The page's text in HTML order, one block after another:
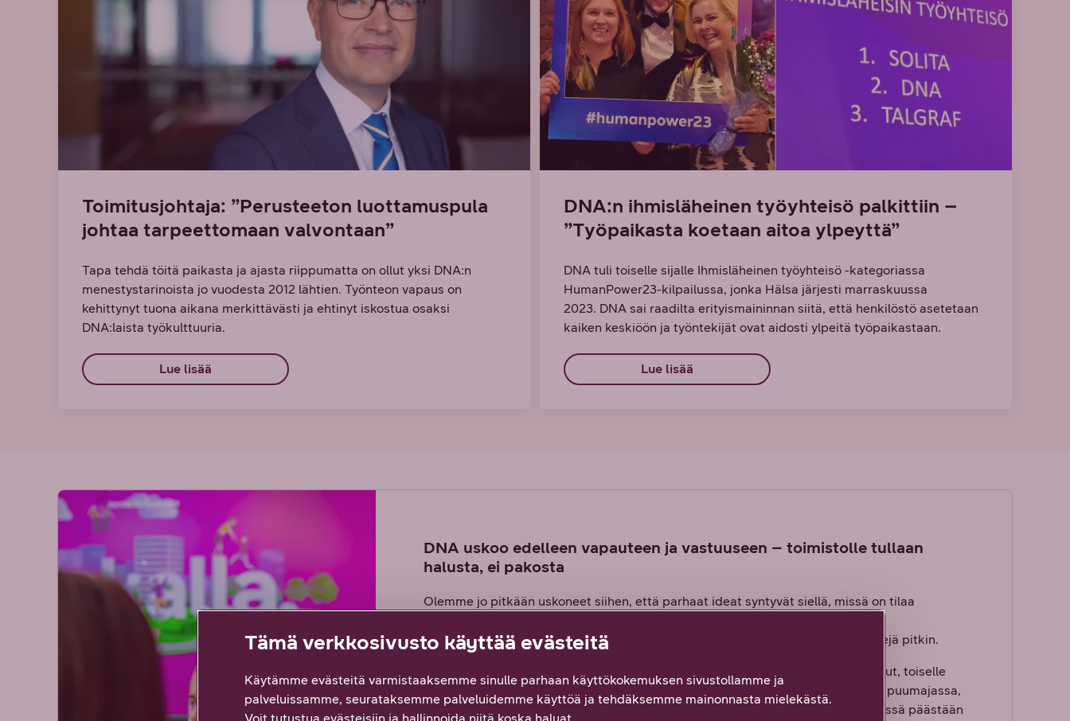
Toimitusjohtaja: ”Perusteeton luottamuspula
johtaa tarpeettomaan valvontaan”
Tapa tehdä töitä paikasta ja ajasta riippumatta on ollut yksi DNA:n
menestystarinoista jo vuodesta 2012 lähtien. Työnteon vapaus on
kehittynyt tuona aikana merkittävästi ja ehtinyt iskostua osaksi
DNA:laista työkulttuuria.
Lue lisää
DNA:n ihmisläheinen työyhteisö palkittiin –
”Työpaikasta koetaan aitoa ylpeyttä”
DNA tuli toiselle sijalle Ihmisläheinen työyhteisö -kategoriassa
HumanPower23-kilpailussa, jonka Hälsa järjesti marraskuussa
2023. DNA sai raadilta erityismaininnan siitä, että henkilöstö asetetaan
kaiken keskiöön ja työntekijät ovat aidosti ylpeitä työpaikastaan.
Lue lisää
DNA uskoo edelleen vapauteen ja vastuuseen – toimistolle tullaan
halusta, ei pakosta
Olemme jo pitkään uskoneet siihen, että parhaat ideat syntyvät siellä, missä on tilaa
tulevaisuuden työtapoihin, joilla yhteinen määränpää löytyy yhä useampia reittejä pitkin.
Vaikka teemme töitä yhdessä, olemme silti yksilöitä. Yhdelle sopii aikaiset aamut, toiselle
parhaat ideat tuo auringonlasku. Meillä saat tehdä töitä missä ja milloin haluat; puumajassa,
kirjastossa, mökillä, toimistolla, lempipaikassa. Kun tavoitteet täyttyvät ja yhdessä päästään
Tämä verkkosivusto käyttää evästeitä
Käytämme evästeitä varmistaaksemme sinulle parhaan käyttökokemuksen sivustollamme ja
palveluissamme, seurataksemme palveluidemme käyttöä ja tehdäksemme mainonnasta mielekästä.